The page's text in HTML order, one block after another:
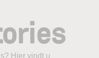
Hier vindt u